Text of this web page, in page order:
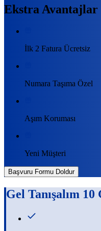
Ekstra Avantajlar
İlk 2 Fatura Ücretsiz
Numara Taşıma Özel
Aşım Koruması
Yeni Müşteri
Başvuru Formu Doldur
Gel Tanışalım 10